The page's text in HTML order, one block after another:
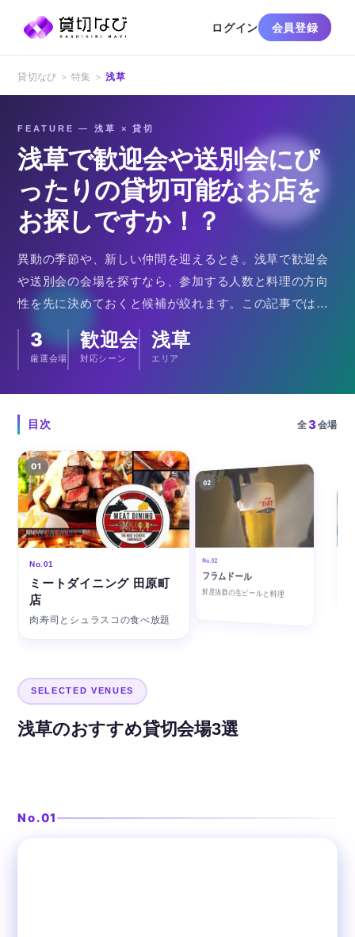
ログイン 会員登録
貸切なび ＞ 特集 ＞浅草
FEATURE — 浅草 × 貸切
浅草で歓迎会や送別会にぴ
ったりの貸切可能なお店を
お探しですか！？
異動の季節や、新しい仲間を迎えるとき。浅草で歓迎会
や送別会の会場を探すなら、参加する人数と料理の方向
性を先に決めておくと候補が絞れます。この記事では、
す。肉寿司とシュラスコの食べ放題を看板にする肉バ
ル、スーパードライホールに入る総席数240席のビアレス
トラン、そしてスカイツリーを望むカウンター席のある
和牛焼肉店です。収容人数や貸切の条件は会場ごとに異
なるため、各会場の掲載ページとあわせてご確認くださ
い。
3
厳選会場
歓迎会
対応シーン
浅草
エリア
目次 全3会場
01
No.01
ミートダイニング 田原町
店
肉寿司とシュラスコの食べ放題
02
No.02
フラムドール
鮮度抜群の生ビールと料理
SELECTED VENUES
浅草のおすすめ貸切会場3選
No.01
ミートダイニング 田原町店